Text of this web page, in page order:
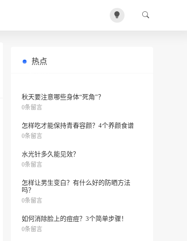
热点
秋天要注意哪些身体“死角”？
0条留言
怎样吃才能保持青春容颜？4个养颜食谱
0条留言
水光针多久能见效？
0条留言
怎样让男生变白？有什么好的防晒方法
吗？
0条留言
如何消除脸上的痘痘？3个简单步骤！
0条留言